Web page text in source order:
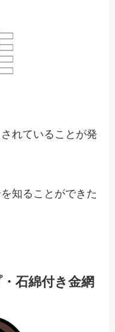
れていることが発
知ることができた
石綿付き金網